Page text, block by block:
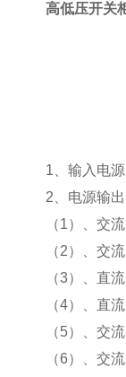
高低压开关
1、输入电
2、电源输
（1）、交
（2）、交
（3）、直
（4）、直
（5）、交
（6）、交